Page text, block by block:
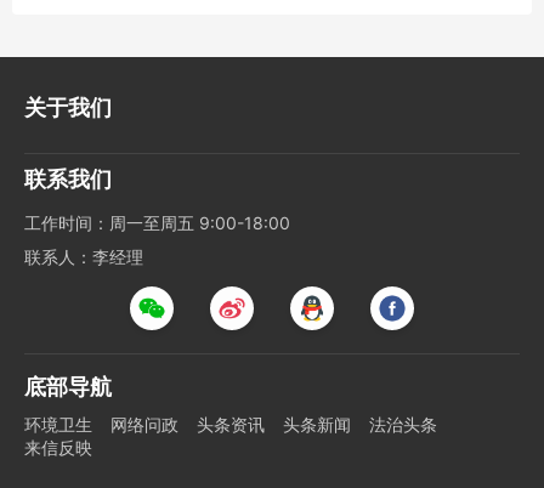
关于我们
联系我们
工作时间：周一至周五 9:00-18:00
联系人：李经理
底部导航
环境卫生 网络问政 头条资讯 头条新闻
法治头条
来信反映